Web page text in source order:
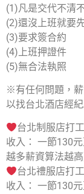
(1)凡是交代不清
(2)還沒上班就要
(3)要求簽合約
(4)上班押證件
(5)無合法執照
※有任何問題，
以找台北酒店經
台北制服店打
收入： 一節130
越多薪資算法越高
台北禮服店打
收入： 一節130